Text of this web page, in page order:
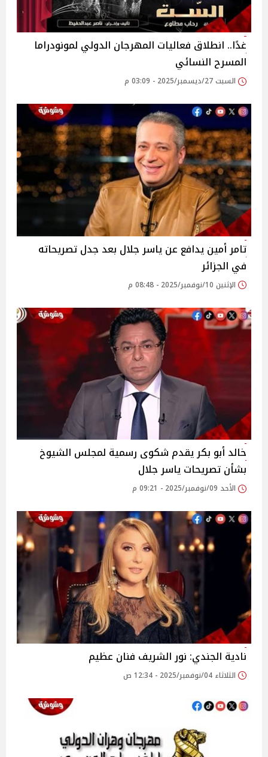
غدًا.. انطلاق فعاليات المهرجان الدولي لمونودراما
المسرح النسائي
السبت 27/ديسمبر/2025 - 03:09 م
تامر أمين يدافع عن ياسر جلال بعد جدل تصريحاته
في الجزائر
الإثنين 10/نوفمبر/2025 - 08:48 م
خالد أبو بكر يقدم شكوى رسمية لمجلس الشيوخ
بشأن تصريحات ياسر جلال
الأحد 09/نوفمبر/2025 - 09:21 م
نادية الجندي: نور الشريف فنان عظيم
الثلاثاء 04/نوفمبر/2025 - 12:34 ص